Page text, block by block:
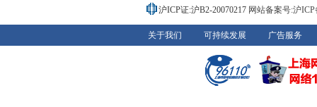
沪ICP证:沪B2-20070217 网站备案号:沪
关于我们 可持续发展 广告服务